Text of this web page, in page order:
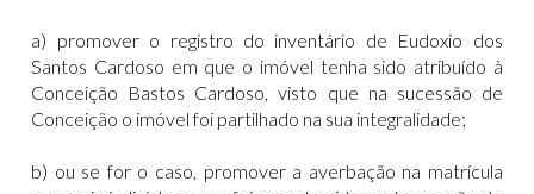
a) promover o registro do inventário de Eudoxio dos
Santos Cardoso em que o imóvel tenha sido atribuído à
Conceição Bastos Cardoso, visto que na sucessão de
Conceição o imóvel foi partilhado na sua integralidade;
b) ou se for o caso, promover a averbação na matrícula